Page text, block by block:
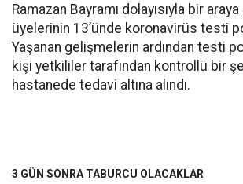
Ramazan Bayramı dolayısıyla bir
üyelerinin 13’ünde koronavirüs testi
Yaşanan gelişmelerin ardından testi
kişi yetkililer tarafından kontrollü bir
hastanede tedavi altına alındı.
3 GÜN SONRA TABURCU OLACAKLAR